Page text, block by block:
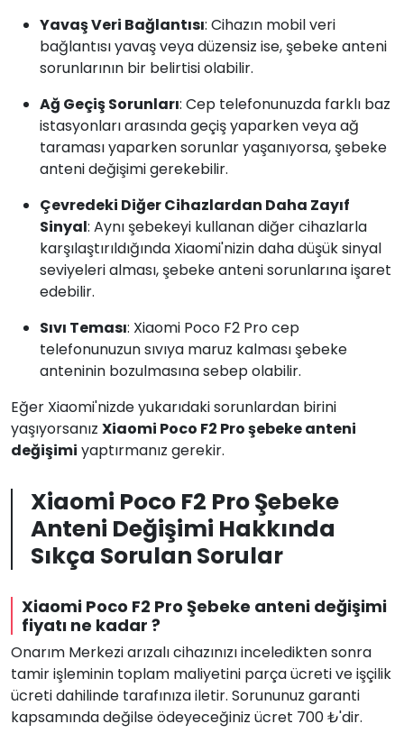
Yavaş Veri Bağlantısı: Cihazın mobil veri
bağlantısı yavaş veya düzensiz ise, şebeke anteni
sorunlarının bir belirtisi olabilir.
Ağ Geçiş Sorunları: Cep telefonunuzda farklı baz
istasyonları arasında geçiş yaparken veya ağ
taraması yaparken sorunlar yaşanıyorsa, şebeke
anteni değişimi gerekebilir.
Çevredeki Diğer Cihazlardan Daha Zayıf
Sinyal: Aynı şebekeyi kullanan diğer cihazlarla
karşılaştırıldığında Xiaomi'nizin daha düşük sinyal
seviyeleri alması, şebeke anteni sorunlarına işaret
edebilir.
Sıvı Teması: Xiaomi Poco F2 Pro cep
telefonunuzun sıvıya maruz kalması şebeke
anteninin bozulmasına sebep olabilir.
Eğer Xiaomi'nizde yukarıdaki sorunlardan birini
yaşıyorsanız Xiaomi Poco F2 Pro şebeke anteni
değişimi yaptırmanız gerekir.
Xiaomi Poco F2 Pro Şebeke
Anteni Değişimi Hakkında
Sıkça Sorulan Sorular
Xiaomi Poco F2 Pro Şebeke anteni değişimi
fiyatı ne kadar ?
Onarım Merkezi arızalı cihazınızı inceledikten sonra
tamir işleminin toplam maliyetini parça ücreti ve işçilik
ücreti dahilinde tarafınıza iletir. Sorununuz garanti
kapsamında değilse ödeyeceğiniz ücret 700 ₺'dir.